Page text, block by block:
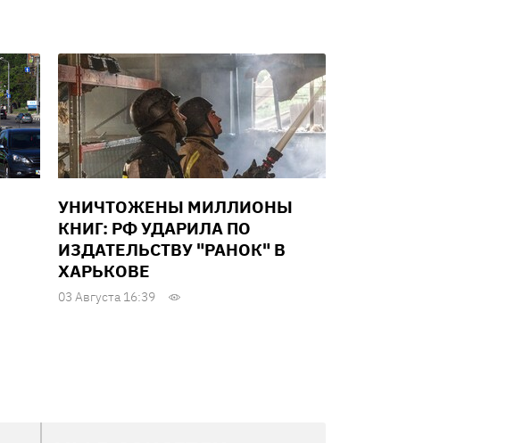
УНИЧТОЖЕНЫ МИЛЛИОНЫ
КНИГ: РФ УДАРИЛА ПО
ИЗДАТЕЛЬСТВУ "РАНОК" В
ХАРЬКОВЕ
03 Августа 16:39